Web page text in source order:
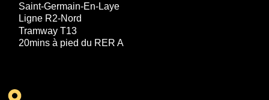
Saint-Germain-En-Laye
Ligne R2-Nord
Tramway T13
20mins à pied du RER A